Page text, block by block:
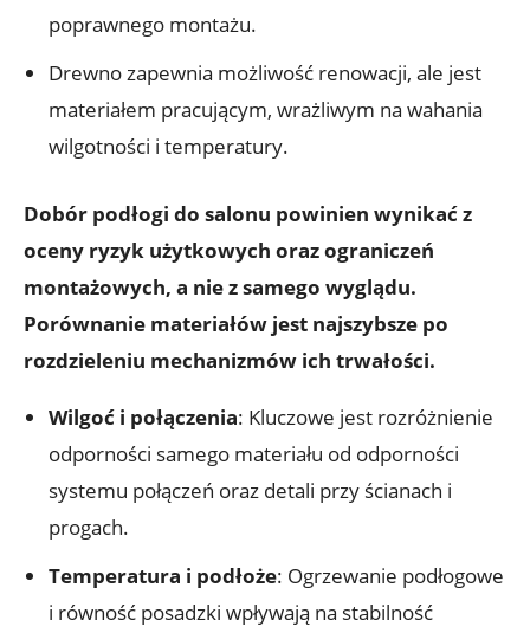
poprawnego montażu.
Drewno zapewnia możliwość renowacji, ale jest
materiałem pracującym, wrażliwym na wahania
wilgotności i temperatury.
Dobór podłogi do salonu powinien wynikać z
oceny ryzyk użytkowych oraz ograniczeń
montażowych, a nie z samego wyglądu.
Porównanie materiałów jest najszybsze po
rozdzieleniu mechanizmów ich trwałości.
Wilgoć i połączenia: Kluczowe jest rozróżnienie
odporności samego materiału od odporności
systemu połączeń oraz detali przy ścianach i
progach.
Temperatura i podłoże: Ogrzewanie podłogowe
i równość posadzki wpływają na stabilność